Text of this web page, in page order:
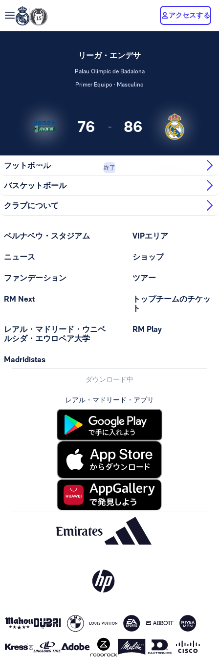
アクセスする
リーガ・エンデサ
Palau Olímpic de Badalona
Primer Equipo · Masculino
76 - 86
Joventut
終了
フットボール
バスケットボール
クラブについて
ベルナベウ・スタジアム
ニュース
ファンデーション
RM Next
レアル・マドリード・ウニベ
ルシダ・エウロペア大学
Madridistas
VIPエリア
ショップ
ツアー
トップチームのチケッ
ト
RM Play
ダウンロード中
レアル・マドリード・アプリ